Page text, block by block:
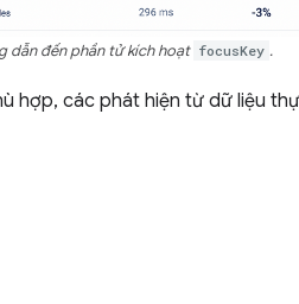
dẫn đến phần tử kích hoạt focusKey .
hợp, các phát hiện từ dữ liệu